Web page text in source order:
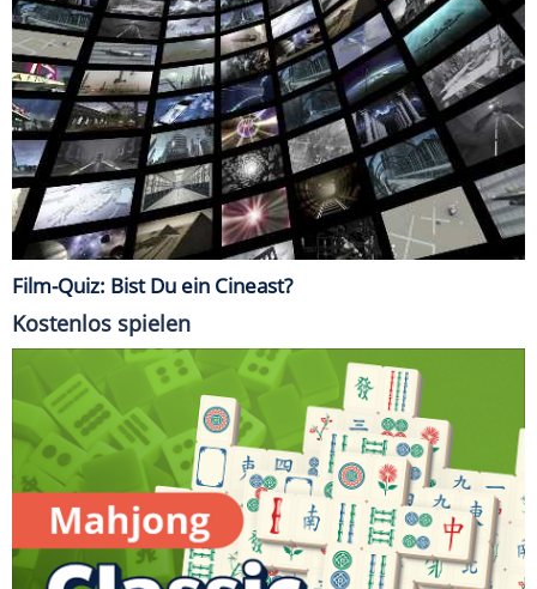
Film-Quiz: Bist Du ein Cineast?
Kostenlos spielen